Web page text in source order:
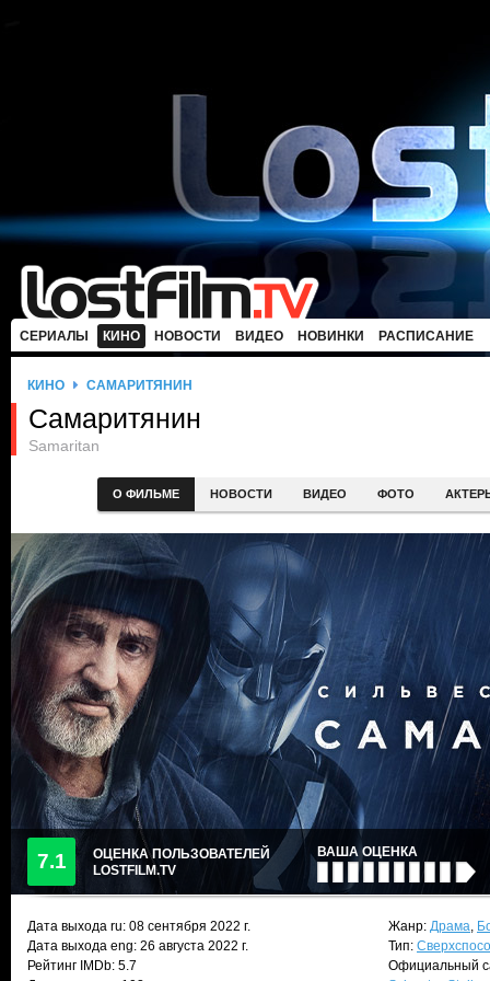
СЕРИАЛЫ КИНО НОВОСТИ ВИДЕО НОВИНКИ РАСПИСАНИЕ
КИНО САМАРИТЯНИН
Самаритянин
Samaritan
О ФИЛЬМЕ НОВОСТИ ВИДЕО ФОТО
7.1
ОЦЕНКА ПОЛЬЗОВАТЕЛЕЙ
LOSTFILM.TV
ВАША ОЦЕНКА
Дата выхода ru: 08 сентября 2022 г.
Дата выхода eng: 26 августа 2022 г.
Рейтинг IMDb: 5.7
Жанр: Драма,
Тип:
Официальный